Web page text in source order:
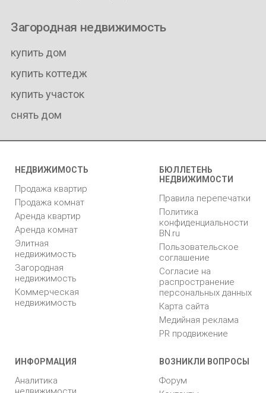
Загородная недвижимость
купить дом
купить коттедж
купить участок
снять дом
НЕДВИЖИМОСТЬ
Продажа квартир
Продажа комнат
Аренда квартир
Аренда комнат
Элитная
недвижимость
Загородная
недвижимость
Коммерческая
недвижимость
БЮЛЛЕТЕНЬ
НЕДВИЖИМОСТИ
Правила перепечатки
Политика
конфиденциальности
BN.ru
Пользовательское
соглашение
Согласие на
распространение
персональных данных
Карта сайта
Медийная реклама
PR продвижение
ИНФОРМАЦИЯ
Аналитика
ВОЗНИКЛИ ВОПРОСЫ
Форум